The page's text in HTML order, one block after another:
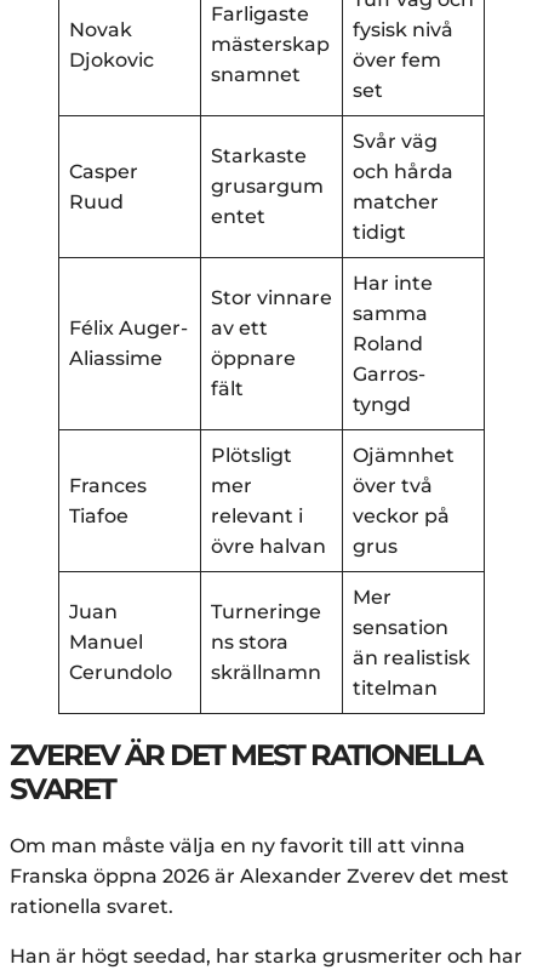
Novak
Djokovic
Farligaste
mästerskap
snamnet
fysisk nivå
över fem
set
Casper
Ruud
Starkaste
grusargum
entet
Svår väg
och hårda
matcher
tidigt
Félix Auger-
Aliassime
Stor vinnare
av ett
öppnare
fält
Har inte
samma
Roland
Garros-
tyngd
Frances
Tiafoe
Plötsligt
mer
relevant i
övre halvan
Ojämnhet
över två
veckor på
grus
Juan
Manuel
Cerundolo
Turneringe
ns stora
skrällnamn
Mer
sensation
än realistisk
titelman
ZVEREV ÄR DET MEST RATIONELLA
SVARET
Om man måste välja en ny favorit till att vinna
Franska öppna 2026 är Alexander Zverev det mest
rationella svaret.
Han är högt seedad, har starka grusmeriter och har